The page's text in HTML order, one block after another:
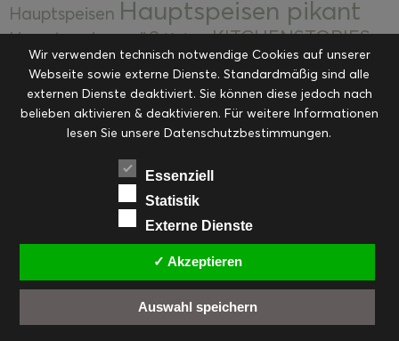
Hauptspeisen Hauptspeisen pikant
Hauptspeisen süßKekseKITCHENSTORIES
Kuchen, Torten & Desserts Kuchen und
Desserts Kulinarik Kulinarische Mitbringsel &
Eingemachtes Ohne Kategorie Ostern Resteküche
RezepteSaisonalSliderStartseite
Suppen, Salate & Vorspeisen
Vorspeisen, Salate & Suppen
Weihnachten Workshops & Events
FACEBOOK PINTEREST EMAIL
Wir verwenden technisch notwendige Cookies auf unserer
Webseite sowie externe Dienste. Standardmäßig sind alle
externen Dienste deaktiviert. Sie können diese jedoch nach
belieben aktivieren & deaktivieren. Für weitere Informationen
lesen Sie unsere Datenschutzbestimmungen.
Essenziell
Statistik
Externe Dienste
✓ Akzeptieren
Auswahl speichern